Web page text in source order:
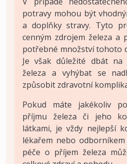
potravy mohou být
a doplňky stravy. Tyto
cenným zdrojem železa a
potřebné množství tohoto
Je však důležité dbát na
železa a vyhýbat se
způsobit zdravotní
Pokud máte jakékoliv
příjmu železa či jeho
látkami, je vždy nejlepší
lékařem nebo
péče o příjem železa